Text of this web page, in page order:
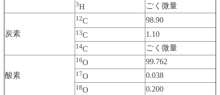
3H ごく微量
炭素
12C 98.90
13C 1.10
14C ごく微量
酸素
16O 99.762
17O 0.038
18O 0.200